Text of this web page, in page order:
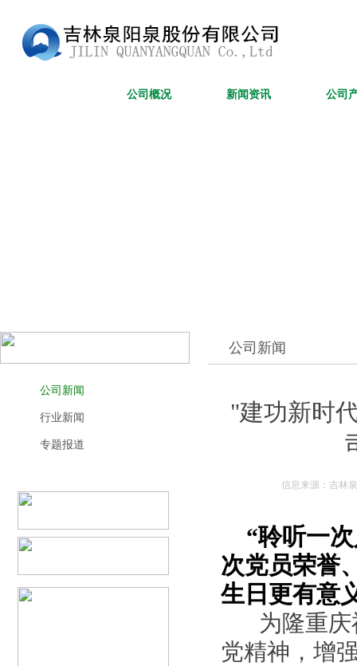
公司概况 新闻资讯 公司
公司新闻
行业新闻
专题报道
公司新闻
"建功新时
信息来源：吉林
“聆听一次
次党员荣誉
生日更有意
为隆重庆
党精神，增